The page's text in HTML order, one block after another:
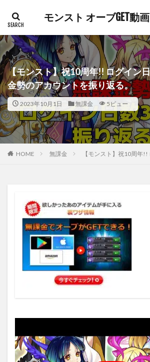
モンスト オーブGET動
【モンスト】祝10周年!! ログイン
金勢のアカウントを振り返る。
2023年10月1日 無課金 5ビュー
HOME 無課金 【モンスト】祝10周年